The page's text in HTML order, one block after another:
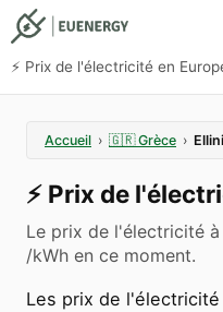
⚡️ Prix de l'électricité en
Accueil › 🇬🇷 Grèce ›
⚡️ Prix de
Le prix de l'électricité
/kWh en ce moment.
Les prix de l'électricité